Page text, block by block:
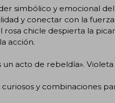
simbólico y emocional
y conectar con la
rosa chicle despierta la
acción.
acto de rebeldía». Violeta
y combinaciones